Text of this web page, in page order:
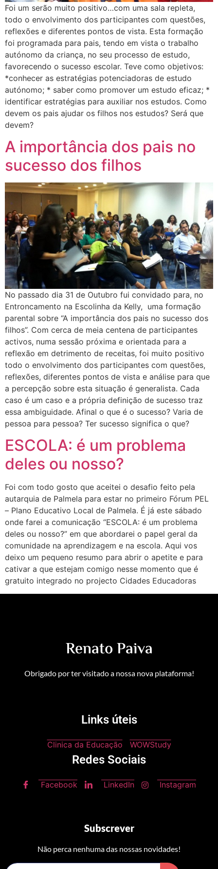
Foi um serão muito positivo…com uma sala repleta,
todo o envolvimento dos participantes com questões,
reflexões e diferentes pontos de vista. Esta formação
foi programada para pais, tendo em vista o trabalho
autónomo da criança, no seu processo de estudo,
favorecendo o sucesso escolar. Teve como objetivos:
*conhecer as estratégias potenciadoras de estudo
autónomo; * saber como promover um estudo eficaz; *
identificar estratégias para auxiliar nos estudos. Como
devem os pais ajudar os filhos nos estudos? Será que
devem?
A importância dos pais no
sucesso dos filhos
No passado dia 31 de Outubro fui convidado para, no
Entroncamento na Escolinha da Kelly, uma formação
parental sobre “A importância dos pais no sucesso dos
filhos”. Com cerca de meia centena de participantes
activos, numa sessão próxima e orientada para a
reflexão em detrimento de receitas, foi muito positivo
todo o envolvimento dos participantes com questões,
reflexões, diferentes pontos de vista e análise para que
a percepção sobre esta situação é generalista. Cada
caso é um caso e a própria definição de sucesso traz
essa ambiguidade. Afinal o que é o sucesso? Varia de
pessoa para pessoa? Ter sucesso significa o que?
ESCOLA: é um problema
deles ou nosso?
Foi com todo gosto que aceitei o desafio feito pela
autarquia de Palmela para estar no primeiro Fórum PEL
– Plano Educativo Local de Palmela. É já este sábado
onde farei a comunicação “ESCOLA: é um problema
deles ou nosso?” em que abordarei o papel geral da
comunidade na aprendizagem e na escola. Aqui vos
deixo um pequeno resumo para abrir o apetite e para
cativar a que estejam comigo nesse momento que é
gratuito integrado no projecto Cidades Educadoras
Renato Paiva
Obrigado por ter visitado a nossa nova plataforma!
Links úteis
Clinica da Educação WOWStudy
Redes Sociais
Facebook LinkedIn Instagram
Subscrever
Não perca nenhuma das nossas novidades!